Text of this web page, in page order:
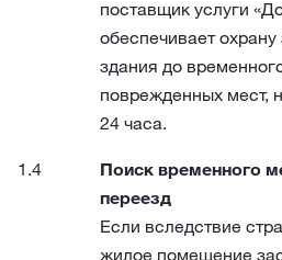
поставщик услуги
обеспечивает
здания до
поврежденных мест,
24 часа.
Поиск временного
переезд
Если вследствие
жилое помещение